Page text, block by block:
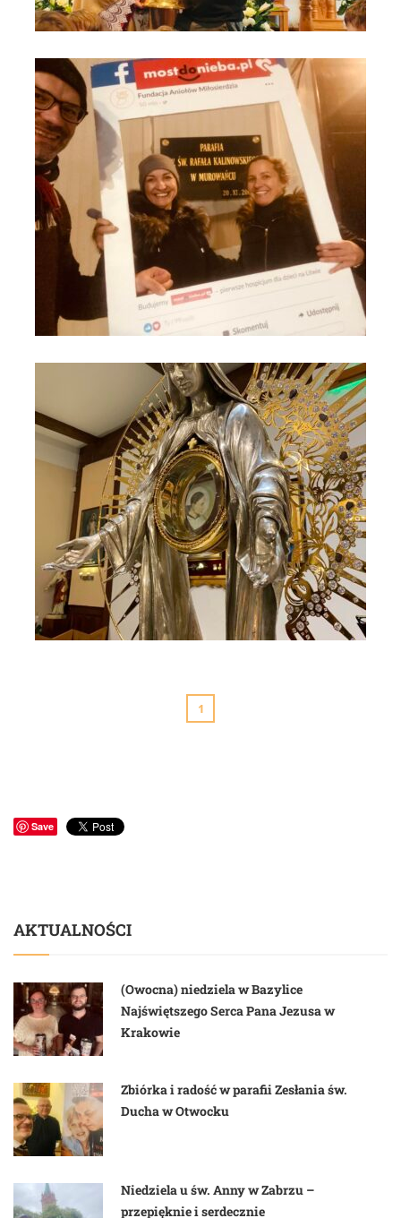
1
Save
AKTUALNOŚCI
(Owocna) niedziela w Bazylice
Najświętszego Serca Pana Jezusa w
Krakowie
Zbiórka i radość w parafii Zesłania św.
Ducha w Otwocku
Niedziela u św. Anny w Zabrzu –
przepięknie i serdecznie